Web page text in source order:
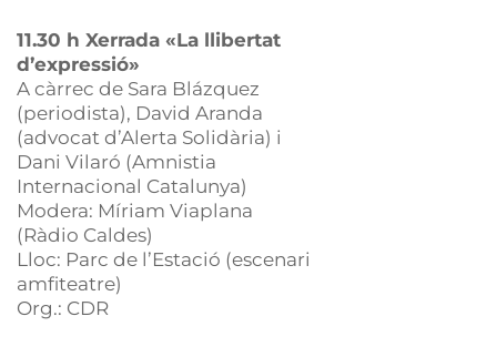
11.30 h Xerrada «La llibertat
d’expressió»
A càrrec de Sara Blázquez
(periodista), David Aranda
(advocat d’Alerta Solidària) i
Dani Vilaró (Amnistia
Internacional Catalunya)
Modera: Míriam Viaplana
(Ràdio Caldes)
Lloc: Parc de l’Estació (escenari
amfiteatre)
Org.: CDR